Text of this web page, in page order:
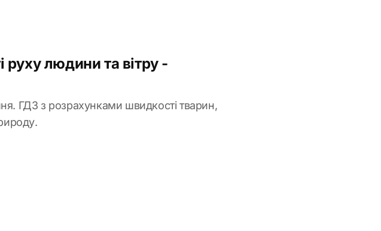
руху людини та вітру -
ГДЗ з розрахунками швидкості тварин,